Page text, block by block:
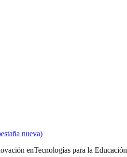
nueva)
enTecnologías para la Educación